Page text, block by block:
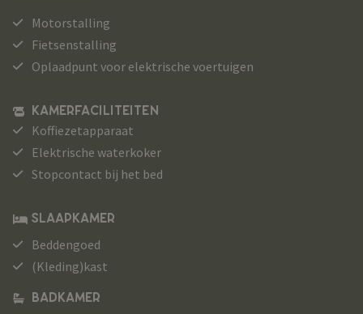
Motorstalling
Fietsenstalling
Oplaadpunt voor elektrische voertuigen
KAMERFACILITEITEN
Koffiezetapparaat
Elektrische waterkoker
Stopcontact bij het bed
SLAAPKAMER
Beddengoed
(Kleding)kast
BADKAMER